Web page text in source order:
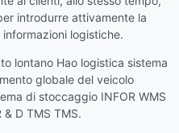
introdurre attivamente la
logistiche.
lontano Hao logistica sistema
globale del veicolo
di stoccaggio INFOR WMS
D TMS TMS.